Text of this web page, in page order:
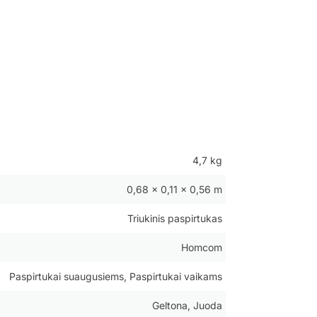
4,7 kg
0,68 × 0,11 × 0,56 m
Triukinis paspirtukas
Homcom
Paspirtukai suaugusiems, Paspirtukai vaikams
Geltona, Juoda